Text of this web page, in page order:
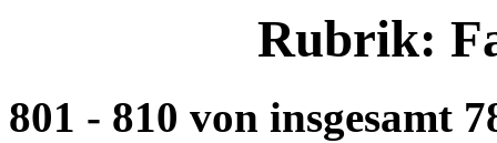
Rubrik:
801 - 810 von insgesamt